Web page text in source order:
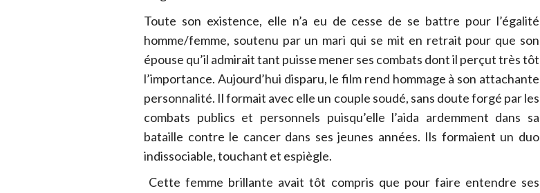
Toute son existence, elle n’a eu de cesse de se battre pour l’égalité
homme/femme, soutenu par un mari qui se mit en retrait pour que son
épouse qu’il admirait tant puisse mener ses combats dont il perçut très tôt
l’importance. Aujourd’hui disparu, le film rend hommage à son attachante
personnalité. Il formait avec elle un couple soudé, sans doute forgé par les
combats publics et personnels puisqu’elle l’aida ardemment dans sa
bataille contre le cancer dans ses jeunes années. Ils formaient un duo
indissociable, touchant et espiègle.
Cette femme brillante avait tôt compris que pour faire entendre ses